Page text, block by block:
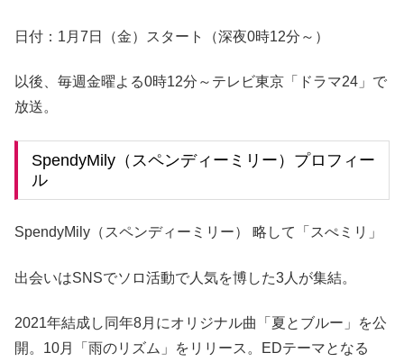
日付：1月7日（金）スタート（深夜0時12分～）
以後、毎週金曜よる0時12分～テレビ東京「ドラマ24」で
放送。
SpendyMily（スペンディーミリー）プロフィー
ル
SpendyMily（スペンディーミリー） 略して「スぺミリ」
出会いはSNSでソロ活動で人気を博した3人が集結。
2021年結成し同年8月にオリジナル曲「夏とブルー」を公
開。10月「雨のリズム」をリリース。EDテーマとなる